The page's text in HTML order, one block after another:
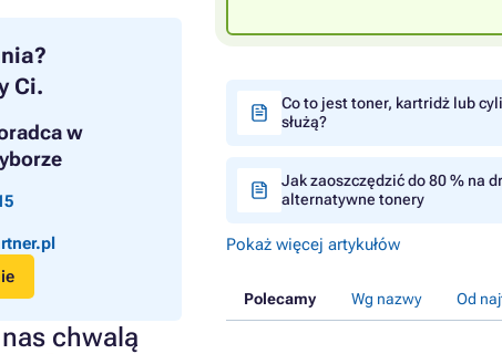
Ci.
w
chwalą
Co to jest toner, kartridż lub
służą?
Jak zaoszczędzić do 80 % na
alternatywne tonery
Pokaż więcej artykułów
Polecamy Wg nazwy Od